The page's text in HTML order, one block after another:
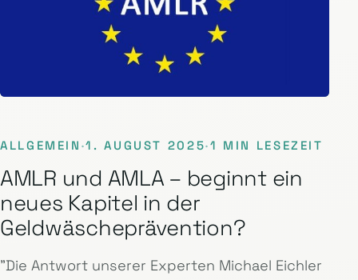
ALLGEMEIN ·1. AUGUST 2025·1 MIN LESEZEIT
AMLR und AMLA – beginnt ein
neues Kapitel in der
Geldwäscheprävention?
"Die Antwort unserer Experten Michael Eichler